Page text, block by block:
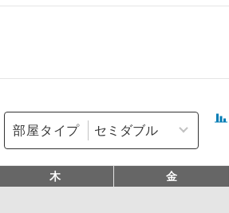
部屋タイプ
木 金